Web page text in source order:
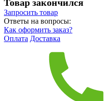
Товар закончился
Запросить товар
Ответы на вопросы:
Как оформить заказ?
Оплата Доставка